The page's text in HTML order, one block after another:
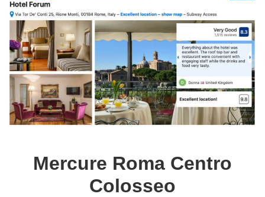
Mercure Roma Centro
Colosseo